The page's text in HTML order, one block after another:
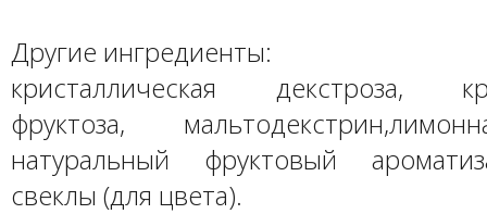
Другие ингредиенты:
кристаллическая декстроза,
фруктоза,
натуральный фруктовый
свеклы (для цвета).